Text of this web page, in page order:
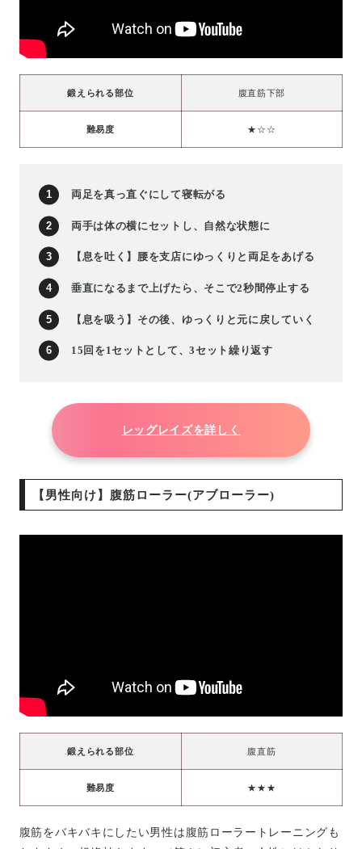
鍛えられる部位 腹直筋下部
難易度 ★☆☆
両足を真っ直ぐにして寝転がる
両手は体の横にセットし、自然な状態に
【息を吐く】腰を支店にゆっくりと両足をあげる
垂直になるまで上げたら、そこで2秒間停止する
【息を吸う】その後、ゆっくりと元に戻していく
15回を1セットとして、3セット繰り返す
レッグレイズを詳しく
【男性向け】腹筋ローラー(アブローラー)
鍛えられる部位 腹直筋
難易度 ★★★
腹筋をバキバキにしたい男性は腹筋ローラートレーニングも